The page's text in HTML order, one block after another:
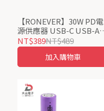
【RONEVER】30W PD電
源供應器 USB-C USB-A
(黑/白)
NT$389NT$489
加入購物車